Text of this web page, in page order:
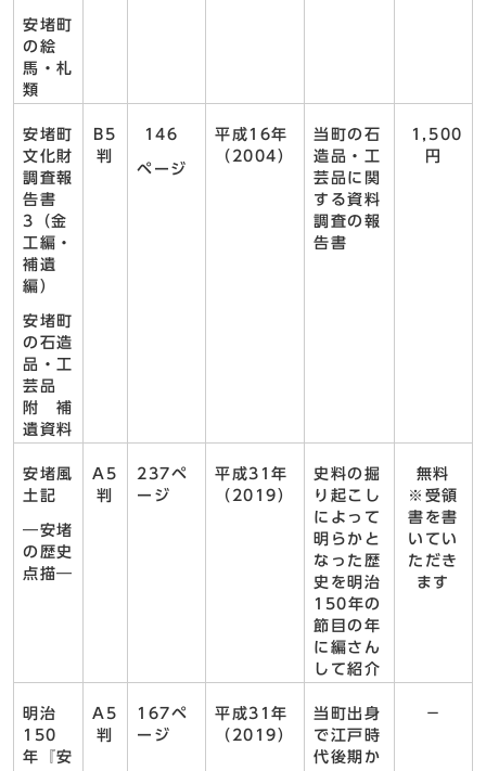
安堵町
の絵
馬・札
類
安堵町
文化財
調査報
告書
3（金
工編・
補遺
編）
安堵町
の石造
品・工
芸品
附 補
遺資料
B5
判
146
ページ
平成16年
（2004）
当町の石
造品・工
芸品に関
する資料
調査の報
告書
1,500
円
安堵風
土記
―安堵
の歴史
点描―
A5
判
237ペ
ージ
平成31年
（2019）
史料の掘
り起こし
によって
明らかと
なった歴
史を明治
150年の
節目の年
に編さん
して紹介
無料
※受領
書を書
いてい
ただき
ます
明治
150
年『安
A5
判
167ペ
ージ
平成31年
（2019）
当町出身
で江戸時
代後期か
－